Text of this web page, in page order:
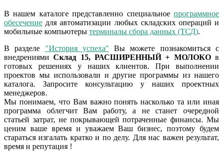
В нашем каталоге представленно специальное программное
обесечение для автоматизации любых складских операций и
мобильные компьютеры терминалы сбора данных (ТСД).
В разделе "История успеха" Вы можете познакомиться с
внедрениямиСклад 15, РАСШИРЕННЫЙ + МОЛОКОв
готовых решениях у наших клиентов. При выполнении
проектов мы использовали и другие программы из нашего
каталога. Запросите консультацию у наших проектных
менеджеров.
Мы понимаем, что Вам важно понять насколько та или иная
программа облегчит Вам работу, а не станет очередной
статьей затрат, не покрывающей потраченные финансы. Мы
ценим ваше время и уважаем Ваш бизнес, поэтому будем
стараться изгалать кратко и по делу. Для нас важен результат,
время и репутация !